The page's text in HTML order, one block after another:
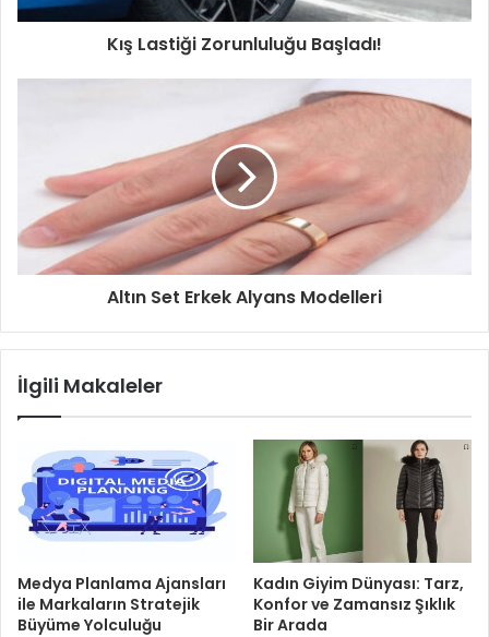
Kış Lastiği Zorunluluğu Başladı!
Altın Set Erkek Alyans Modelleri
İlgili Makaleler
Medya Planlama Ajansları
ile Markaların Stratejik
Büyüme Yolculuğu
Kadın Giyim Dünyası: Tarz,
Konfor ve Zamansız Şıklık
Bir Arada